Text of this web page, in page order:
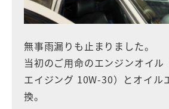
無事雨漏りも止まりました。
当初のご用命のエンジンオイル
エイジング 10W-30）とオイル
換。